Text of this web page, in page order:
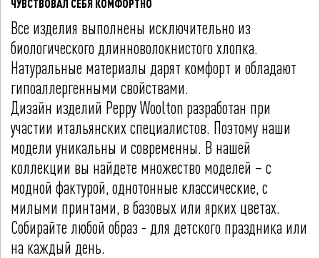
ЧУВСТВОВАЛ СЕБЯ КОМФОРТНО
Все изделия выполнены исключительно из
биологического длинноволокнистого хлопка.
Натуральные материалы дарят комфорт и обладают
гипоаллергенными свойствами.
Дизайн изделий Peppy Woolton разработан при
участии итальянских специалистов. Поэтому наши
модели уникальны и современны. В нашей
коллекции вы найдете множество моделей – с
модной фактурой, однотонные классические, с
милыми принтами, в базовых или ярких цветах.
Собирайте любой образ - для детского праздника или
на каждый день.